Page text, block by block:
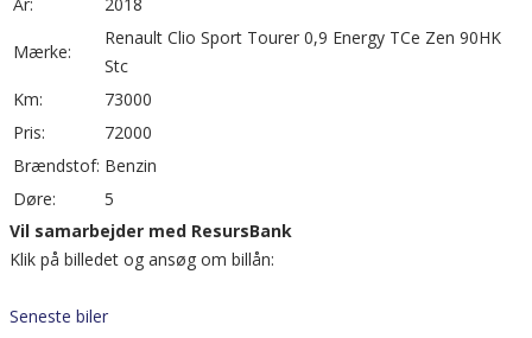
Mærke:
Renault Clio Sport Tourer 0,9 Energy TCe Zen 90HK
Stc
Km:
73000
Pris:
72000
Brændstof: Benzin
Døre:
5
Vil samarbejder med ResursBank
Klik på billedet og ansøg om billån:
Seneste biler